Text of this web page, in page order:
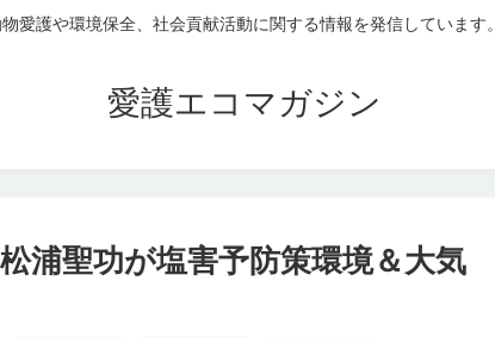
愛護や環境保全、社会貢献活動に関する情報を発信しています。
愛護エコマガジン
浦聖功が塩害予防策環境＆大気